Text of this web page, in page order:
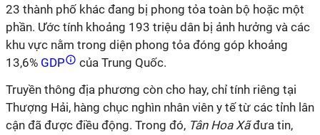
23 thành phố khác đang bị phong tỏa toàn bộ hoặc một
phần. Ước tính khoảng 193 triệu dân bị ảnh hưởng và các
khu vực nằm trong diện phong tỏa đóng góp khoảng
13,6% GDP
của Trung Quốc.
Truyền thông địa phương còn cho hay, chỉ tính riêng tại
Thượng Hải, hàng chục nghìn nhân viên y tế từ các tỉnh lân
cận đã được điều động. Trong đó, Tân Hoa Xãđưa tin,